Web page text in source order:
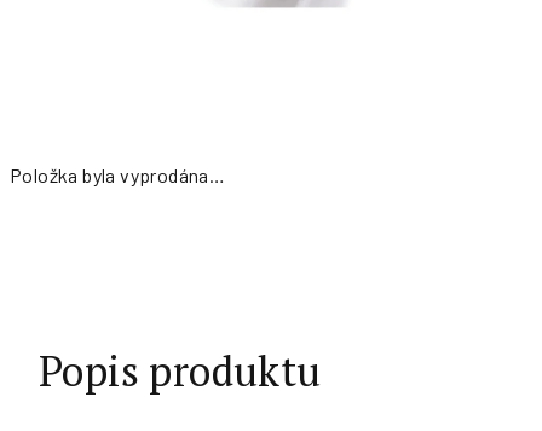
Položka byla vyprodána…
Popis produktu